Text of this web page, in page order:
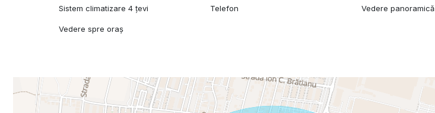
Sistem climatizare 4 țevi Telefon Vedere panoramică
Vedere spre oraș